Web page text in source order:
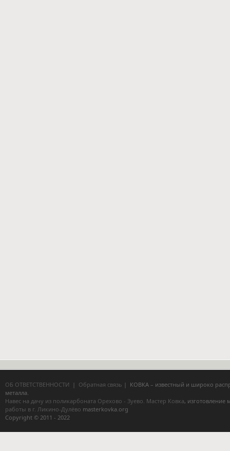
ОБ ОТВЕТСТВЕННОСТИ | Обратная связь | КОВКА – известный и широко
металла.
Навес на дачу из поликарбоната Орехово - Зуево. Мастер Ковка, изготовление
работы в г. Ликино-Дулёво masterkovka.org
Copyright © 2011 - 2022